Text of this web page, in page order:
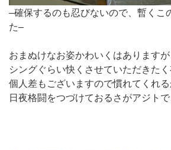
–確保するのも忍びないので、暫くこ
た–
おまぬけなお姿かわいくはあります
シングぐらい快くさせていただきたく
個人差もございますので慣れてくれる
日夜格闘をつづけておるさがアジトで